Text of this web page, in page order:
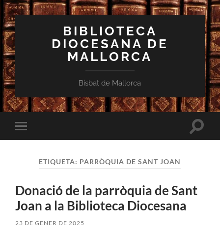
BIBLIOTECA
DIOCESANA DE
MALLORCA
Bisbat de Mallorca
Toggle
mobile
Toggle
ETIQUETA: PARRÒQUIA DE SANT JOAN
Donació de la parròquia de Sant
Joan a la Biblioteca Diocesana
23 DE GENER DE 2025